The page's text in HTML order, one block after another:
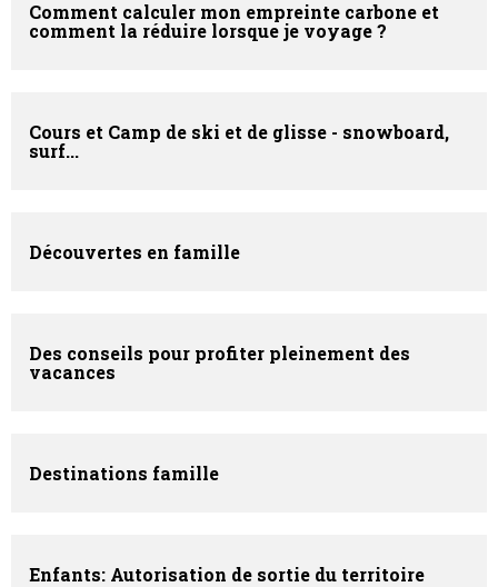
Comment calculer mon empreinte carbone et
comment la réduire lorsque je voyage ?
Cours et Camp de ski et de glisse - snowboard,
surf...
Découvertes en famille
Des conseils pour profiter pleinement des
vacances
Destinations famille
Enfants: Autorisation de sortie du territoire